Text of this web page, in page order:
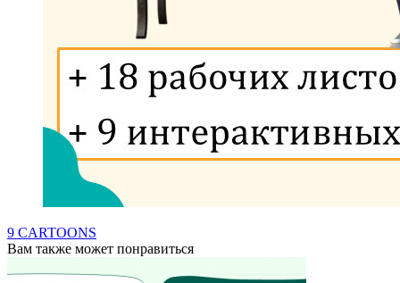
9 CARTOONS
Вам также может понравиться